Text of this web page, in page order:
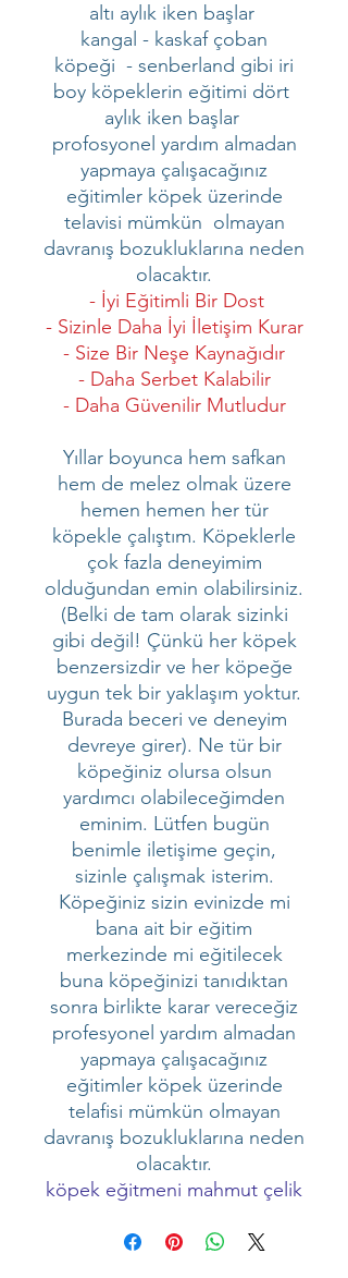
altı aylık iken başlar
kangal - kaskaf çoban
köpeği - senberland gibi iri
boy köpeklerin eğitimi dört
aylık iken başlar
profosyonel yardım almadan
yapmaya çalışacağınız
eğitimler köpek üzerinde
telavisi mümkün olmayan
davranış bozukluklarına neden
olacaktır.
- İyi Eğitimli Bir Dost
- Sizinle Daha İyi İletişim Kurar
- Size Bir Neşe Kaynağıdır
- Daha Serbet Kalabilir
- Daha Güvenilir Mutludur
Yıllar boyunca hem safkan
hem de melez olmak üzere
hemen hemen her tür
köpekle çalıştım. Köpeklerle
çok fazla deneyimim
olduğundan emin olabilirsiniz.
(Belki de tam olarak sizinki
gibi değil! Çünkü her köpek
benzersizdir ve her köpeğe
uygun tek bir yaklaşım yoktur.
Burada beceri ve deneyim
devreye girer). Ne tür bir
köpeğiniz olursa olsun
yardımcı olabileceğimden
eminim. Lütfen bugün
benimle iletişime geçin,
sizinle çalışmak isterim.
Köpeğiniz sizin evinizde mi
bana ait bir eğitim
merkezinde mi eğitilecek
buna köpeğinizi tanıdıktan
sonra birlikte karar vereceğiz
profesyonel yardım almadan
yapmaya çalışacağınız
eğitimler köpek üzerinde
telafisi mümkün olmayan
davranış bozukluklarına neden
olacaktır.
köpek eğitmeni mahmut çelik